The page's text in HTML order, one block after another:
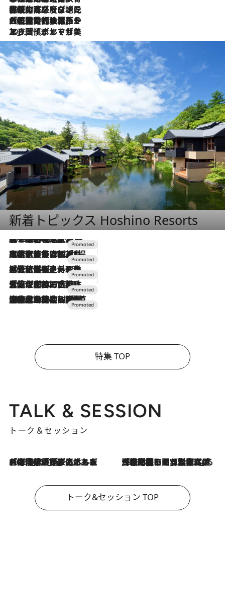
2026.7.22
伝統の味をモダンに昇華。高感度な地元客が集う、リスボンの最旬ガストロノミー
2026.7.21
大航海時代の栄華から、震災、独裁、そして革命へ。ポルトガル・首都リスボンの石畳に刻まれた「歴史の光と影」
2026.7.13
エッセイ・ヤマザキマリ「慎ましくも美しき国 ポルトガル」
新着トピックス Hoshino Resorts
2026.8.7
【トンボの足水浴】ヒノキの香りに包まれて涼感マックス！約13℃の湧水かけ流しを避暑地「星野温泉 トンボの湯」で体験
2026.7.31
【ホテル帰省】という選択肢をOMOが提案。家族とほどよい距離を保つには「昼は実家、夜は気兼ねなくホテルで！」
2026.7.24
【夏限定ディナーコース】旬を迎える稚鮎や花ズッキーニなどをイタリア・トスカーナの郷土料理の手法で満喫！
2026.7.17
「土佐和ハーブかき氷」がOMO7高知に登場！生姜、山椒、大葉など目にも舌にも涼を呼ぶ郷土の味
2026.7.10
NEW OPEN！【界 草津】名湯の地に誕生。趣の異なる2種の温泉と上州ならではの会席・蕎麦割烹など美食を味わう究極の癒やし旅
特集 TOP
TALK & SESSION
トーク＆セッション
2026.8.3
「今後値上げがあるとすれば…」「リスクがあるのは今年の冬」エネルギー専門家が語る、ホルムズ海峡封鎖が家庭にもたらす“ある心配” 2026.8.3
「住宅建てられない…」「サーチャージ料の高値が続いている」ホルムズ海峡封鎖による影響はいつまで続く？《エネルギー専門家に聞く“どうなる日本の暮らし”》
トーク&セッション TOP